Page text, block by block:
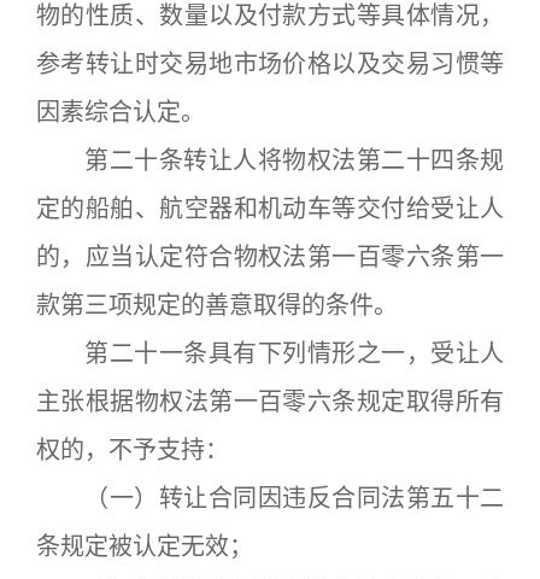
物的性质、数量以及付款方式等具体情况，
参考转让时交易地市场价格以及交易习惯等
因素综合认定。
第二十条转让人将物权法第二十四条规
定的船舶、航空器和机动车等交付给受让人
的，应当认定符合物权法第一百零六条第一
款第三项规定的善意取得的条件。
第二十一条具有下列情形之一，受让人
主张根据物权法第一百零六条规定取得所有
权的，不予支持：
（一）转让合同因违反合同法第五十二
条规定被认定无效；